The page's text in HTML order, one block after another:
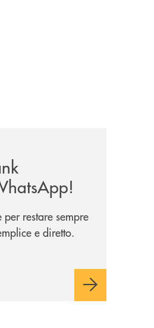
restare sempre
e diretto.